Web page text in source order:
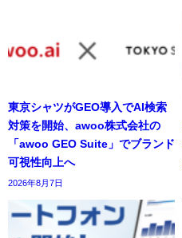
東京シャツがGEO導入でAI検索
対策を開始、awoo株式会社の
「awoo GEO Suite」でブランド
可視性向上へ
2026年8月7日